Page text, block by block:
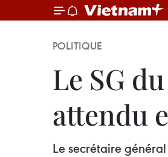
POLITIQUE
Le SG
attendu
Le secrétaire